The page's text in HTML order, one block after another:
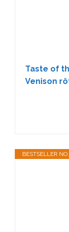
Taste of
Venison
BESTSELLER